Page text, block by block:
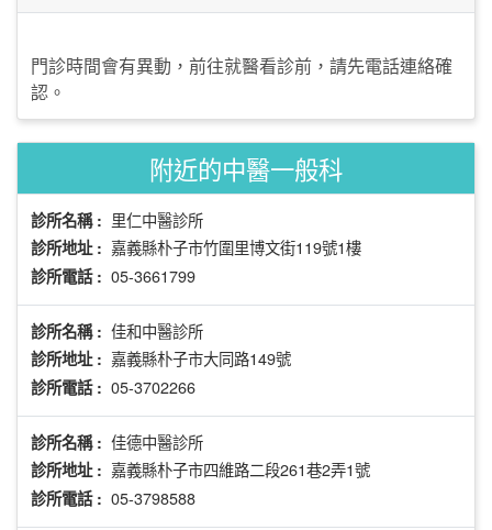
門診時間會有異動，前往就醫看診前，請先電話連絡確
認。
附近的中醫一般科
診所名稱 : 里仁中醫診所
診所地址 : 嘉義縣朴子市竹圍里博文街119號1樓
診所電話 : 05-3661799
診所名稱 : 佳和中醫診所
診所地址 : 嘉義縣朴子市大同路149號
診所電話 : 05-3702266
診所名稱 : 佳德中醫診所
診所地址 : 嘉義縣朴子市四維路二段261巷2弄1號
診所電話 : 05-3798588